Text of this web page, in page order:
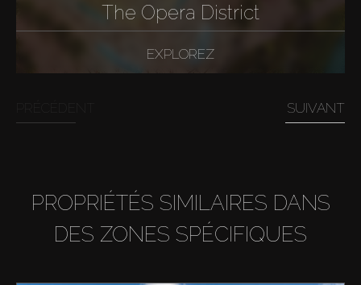
The Opera District
EXPLOREZ
SUIVANT
PROPRIÉTÉS SIMILAIRES DANS
DES ZONES SPÉCIFIQUES